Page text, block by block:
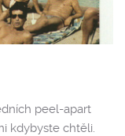
peel-apart
kdybyste chtěli.